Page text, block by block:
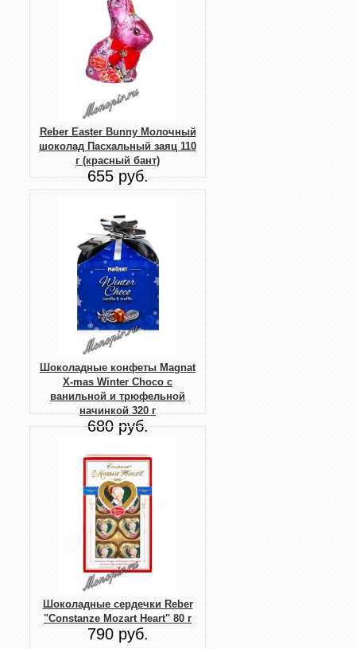
Reber Easter Bunny Молочный
шоколад Пасхальный заяц 110
г (красный бант)
655 руб.
Шоколадные конфеты Magnat
X-mas Winter Choco с
ванильной и трюфельной
начинкой 320 г
680 руб.
Шоколадные сердечки Reber
"Constanze Mozart Heart" 80 г
790 руб.